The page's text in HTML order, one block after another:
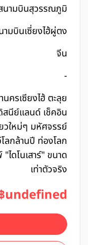
นามบินสุวรรณภูมิ
ามบินเซี่ยงไฮ้ผู่ตง
จีน
-
นครเซียงไฮ้ ตะลุย
นีย์แลนด์ เช็คอิน
วใหม่ๆ มหัศจรรย์
ลกล้านปี ท่องโลก
ไดโนเสาร์" ขนาด
เท่าตัวจริง
undefined